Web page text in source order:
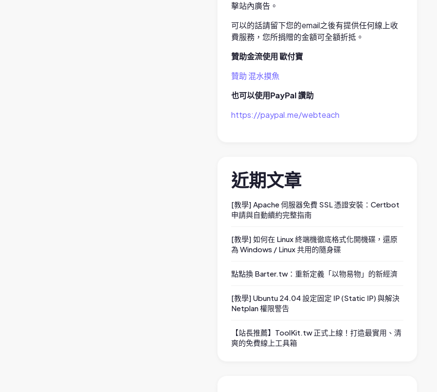
擊站內廣告。
可以的話請留下您的email之後有提供任何線上收
費服務，您所捐贈的金額可全額折抵。
贊助金流使用 歐付寶
贊助 混水摸魚
也可以使用PayPal 讚助
https://paypal.me/webteach
近期文章
[教學] Apache 伺服器免費 SSL 憑證安裝：Certbot
申請與自動續約完整指南
[教學] 如何在 Linux 終端機徹底格式化開機碟，還原
為 Windows / Linux 共用的隨身碟
點點換 Barter.tw：重新定義「以物易物」的新經濟
[教學] Ubuntu 24.04 設定固定 IP (Static IP) 與解決
Netplan 權限警告
【站長推薦】ToolKit.tw 正式上線！打造最實用、清
爽的免費線上工具箱